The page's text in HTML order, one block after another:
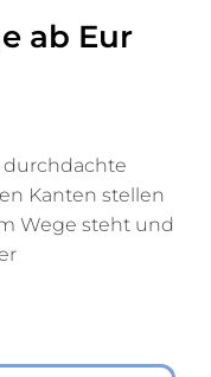
ab Eur
durchdachte
Kanten stellen
Wege steht und